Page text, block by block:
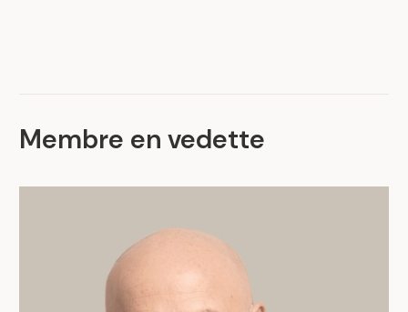
Membre en vedette